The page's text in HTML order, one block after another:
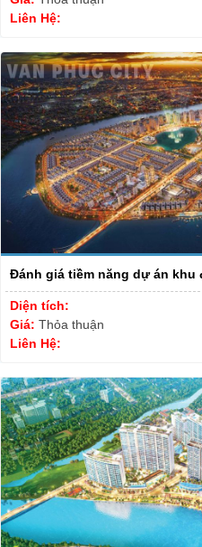
Liên Hệ:
Đánh giá tiềm năng dự án khu
Diện tích:
Giá: Thỏa thuận
Liên Hệ: